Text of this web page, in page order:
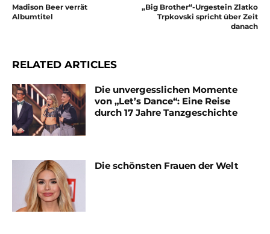
Madison Beer verrät
Albumtitel
„Big Brother“-Urgestein Zlatko
Trpkovski spricht über Zeit
danach
RELATED ARTICLES
Die unvergesslichen Momente
von „Let’s Dance“: Eine Reise
durch 17 Jahre Tanzgeschichte
Die schönsten Frauen der Welt